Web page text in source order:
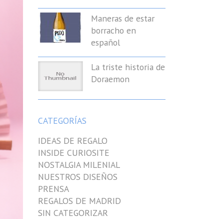
Maneras de estar
borracho en
español
La triste historia de
Doraemon
CATEGORÍAS
IDEAS DE REGALO
INSIDE CURIOSITE
NOSTALGIA MILENIAL
NUESTROS DISEÑOS
PRENSA
REGALOS DE MADRID
SIN CATEGORIZAR